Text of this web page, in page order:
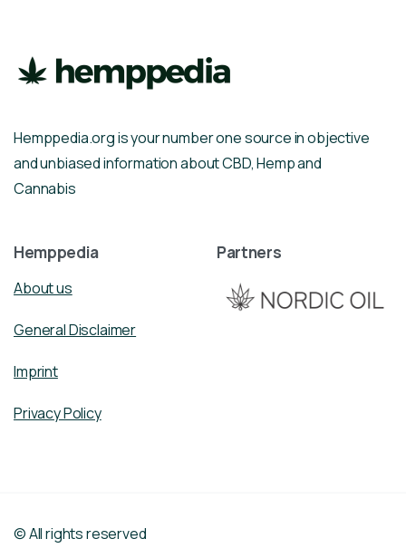
Hemppedia.org is your number one source in objective
and unbiased information about CBD, Hemp and
Cannabis
Hemppedia
About us
General Disclaimer
Imprint
Privacy Policy
Partners
© All rights reserved